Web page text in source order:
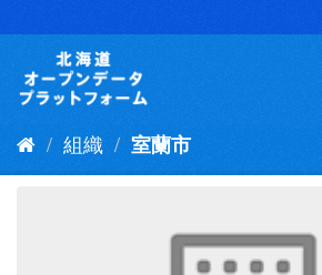
キ
組織 室蘭市